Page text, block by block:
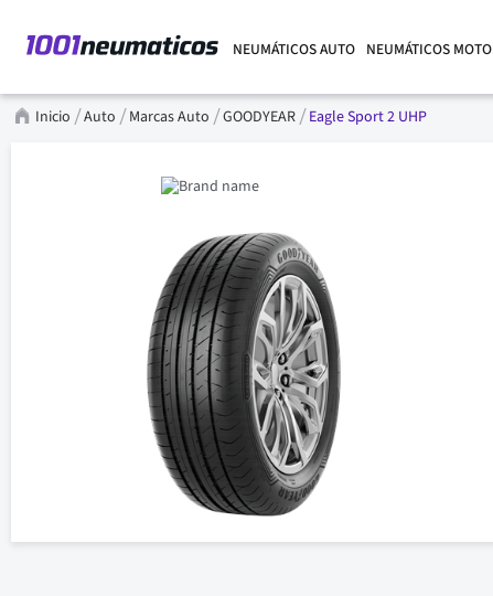
NEUMÁTICOS AUTO NEUMÁTICOS MOTO
Inicio Auto Marcas Auto GOODYEAR Eagle Sport 2 UHP